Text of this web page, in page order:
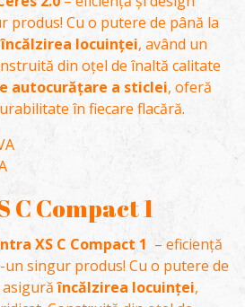
produs! Cu o putere de până la
încălzirea locuinței, având un
din oțel de înaltă calitate
autocurățare a sticlei, oferă
în fiecare flacără.
C Compact 1
XS C Compact 1 – eficiență
singur produs! Cu o putere de
asigurăîncălzirea locuinței,